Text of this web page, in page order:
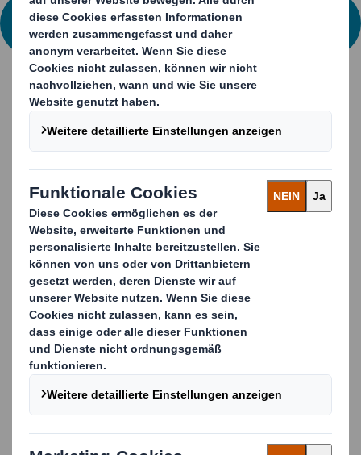
KONTAKTIEREN SIE UNS FÜR WEITERE
INFORMATIONEN
Gemeinsam
Verpackungsherausfor
derungen lösen
Egal, ob Sie nach einer innovativen Möglichkeit suchen,
um Ihre Marke hervorzuheben, Ihre Produkte besser zu
schützen oder Ihre Lieferkette zu optimieren - wir sind
Ihr Partner, auf den Sie sich verlassen können.
Arbeiten Sie eng mit unseren Experten-Teams
zusammen, um ganzheitliche
Verpackungskonzepte zu entwickeln, die Ihre
spezifischen Anforderungen erfüllen.